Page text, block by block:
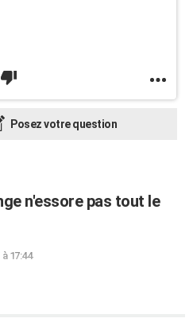
Posez votre question
n'essore pas tout le
à 17:44